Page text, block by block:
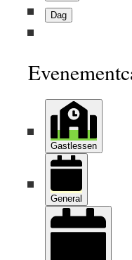
Dag
Gastlessen
General